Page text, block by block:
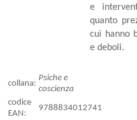
e
quanto
cui hanno
e deboli.
collana:
Psiche e
coscienza
codice
EAN:
9788834012741